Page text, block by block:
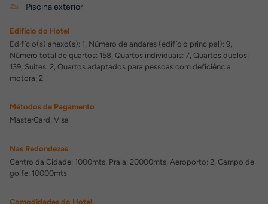
Piscina exterior
Edifício do Hotel
Edifício(s) anexo(s): 1, Número de andares (edifício principal): 9,
Número total de quartos: 158, Quartos individuais: 7, Quartos duplos:
139, Suites: 2, Quartos adaptados para pessoas com deficiência
motora: 2
Métodos de Pagamento
MasterCard, Visa
Nas Redondezas
Centro da Cidade: 1000mts, Praia: 20000mts, Aeroporto: 2, Campo de
golfe: 10000mts
Comodidades do Hotel